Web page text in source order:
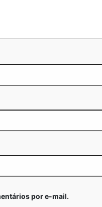
por e-mail.